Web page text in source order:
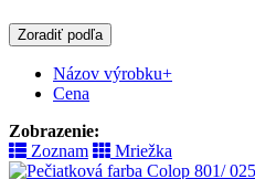
Zoradiť podľa
Názov výrobku+
Cena
Zobrazenie:
Zoznam
Mriežka